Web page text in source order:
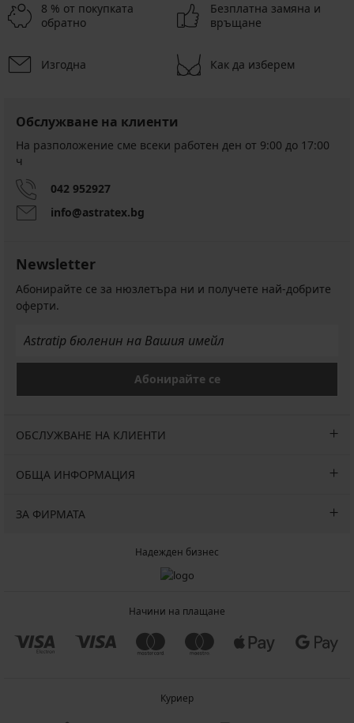
8 % от покупката
обратно
Безплатна замяна и
връщане
Изгодна Как да изберем
Обслужване на клиенти
На разположение сме всеки работен ден от 9:00 до 17:00
ч
042 952927
info@astratex.bg
Newsletter
Абонирайте се за нюзлетъра ни и получете най-добрите
оферти.
Абонирайте се
ОБСЛУЖВАНЕ НА КЛИЕНТИ
ОБЩА ИНФОРМАЦИЯ
ЗА ФИРМАТА
Надежден бизнес
Начини на плащане
Куриер